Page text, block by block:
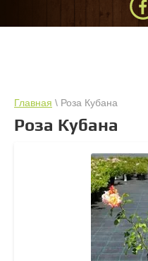
Главная \ Роза Кубана
Роза Кубана